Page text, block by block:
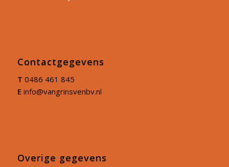
Contactgegevens
T 0486 461 845
E info@vangrinsvenbv.nl
Overige gegevens